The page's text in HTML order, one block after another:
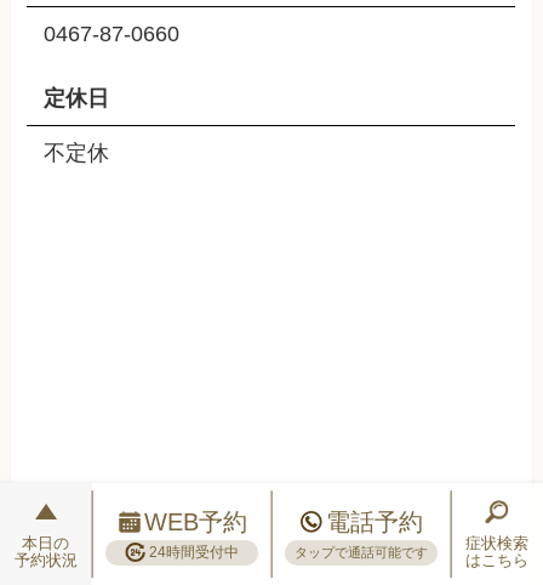
0467-87-0660
定休日
不定休
本日の
予約状況
WEB予約
24時間受付中
電話予約
タップで通話可能です
症状検索
はこちら